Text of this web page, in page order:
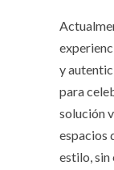
y
para
solución
espacios
estilo, sin